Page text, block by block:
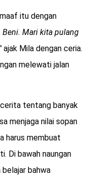
itu dengan
Beni. Mari kita pulang
ajak Mila dengan ceria.
melewati jalan
tentang banyak
menjaga nilai sopan
harus membuat
Di bawah naungan
belajar bahwa